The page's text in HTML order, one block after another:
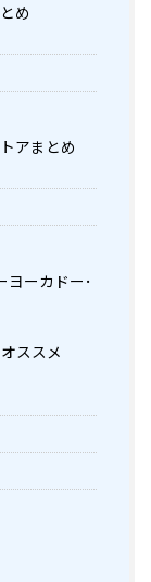
め
アまとめ
ヨーカドー･
ススメ